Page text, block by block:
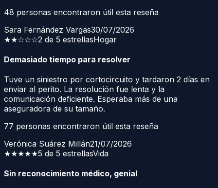
48 personas encontraron útil esta reseña
Sara Fernández Vargas30/07/2026
★★☆☆☆2 de 5 estrellasHogar
Demasiado tiempo para resolver
Tuve un siniestro por cortocircuito y tardaron 2 días en
enviar al perito. La resolución fue lenta y la
comunicación deficiente. Esperaba más de una
aseguradora de su tamaño.
77 personas encontraron útil esta reseña
Verónica Suárez Millán21/07/2026
★★★★★5 de 5 estrellasVida
Sin reconocimiento médico, genial